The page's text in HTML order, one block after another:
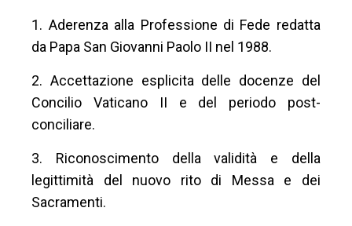
1. Aderenza alla Professione di Fede redatta
da Papa San Giovanni Paolo II nel 1988.
2. Accettazione esplicita delle docenze del
Concilio Vaticano II e del periodo post-
conciliare.
3. Riconoscimento della validità e della
legittimità del nuovo rito di Messa e dei
Sacramenti.